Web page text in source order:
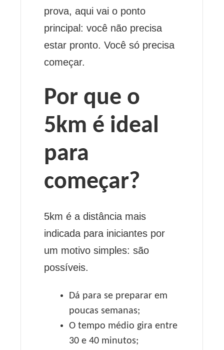
prova, aqui vai o ponto
principal: você não precisa
estar pronto. Você só precisa
começar.
Por que o
5km é ideal
para
começar?
5km é a distância mais
indicada para iniciantes por
um motivo simples: são
possíveis.
Dá para se preparar em
poucas semanas;
O tempo médio gira entre
30 e 40 minutos;